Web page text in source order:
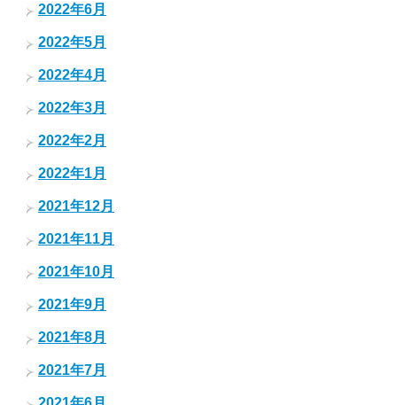
2022年6月
2022年5月
2022年4月
2022年3月
2022年2月
2022年1月
2021年12月
2021年11月
2021年10月
2021年9月
2021年8月
2021年7月